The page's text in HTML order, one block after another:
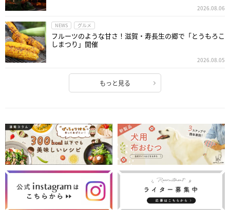
2026.08.06
NEWS グルメ
フルーツのような甘さ！滋賀・寿長生の郷で「とうもろこ
しまつり」開催
2026.08.05
もっと見る